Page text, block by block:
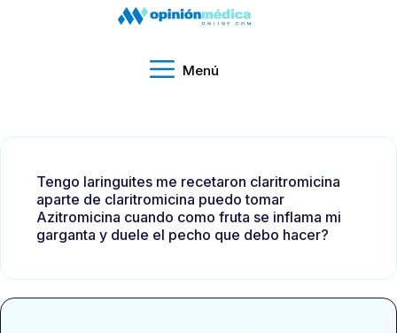
Menú
Tengo laringuites me recetaron claritromicina
aparte de claritromicina puedo tomar
Azitromicina cuando como fruta se inflama mi
garganta y duele el pecho que debo hacer?